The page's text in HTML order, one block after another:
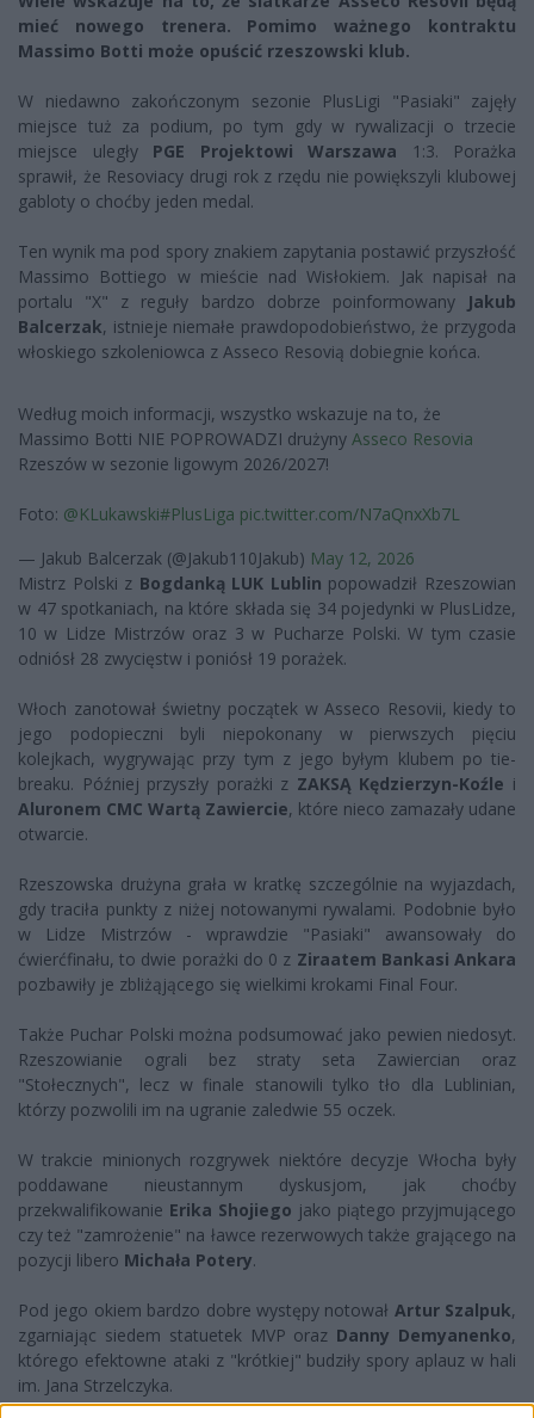
mieć nowego trenera. Pomimo ważnego kontraktu
Massimo Botti może opuścić rzeszowski klub.
W niedawno zakończonym sezonie PlusLigi "Pasiaki" zajęły
miejsce tuż za podium, po tym gdy w rywalizacji o trzecie
miejsce uległy PGE Projektowi Warszawa 1:3. Porażka
sprawił, że Resoviacy drugi rok z rzędu nie powiększyli klubowej
gabloty o choćby jeden medal.
Ten wynik ma pod spory znakiem zapytania postawić przyszłość
Massimo Bottiego w mieście nad Wisłokiem. Jak napisał na
portalu "X" z reguły bardzo dobrze poinformowany
Jakub
Balcerzak, istnieje niemałe prawdopodobieństwo, że przygoda
włoskiego szkoleniowca z Asseco Resovią dobiegnie końca.
Według moich informacji, wszystko wskazuje na to, że
Massimo Botti NIE POPROWADZI drużyny Asseco Resovia
Rzeszów w sezonie ligowym 2026/2027!
Foto: @KLukawski#PlusLiga pic.twitter.com/N7aQnxXb7L
— Jakub Balcerzak (@Jakub110Jakub) May 12, 2026
Mistrz Polski z Bogdanką LUK Lublin popowadził Rzeszowian
w 47 spotkaniach, na które składa się 34 pojedynki w PlusLidze,
10 w Lidze Mistrzów oraz 3 w Pucharze Polski. W tym czasie
odniósł 28 zwycięstw i poniósł 19 porażek.
Włoch zanotował świetny początek w Asseco Resovii, kiedy to
jego podopieczni byli niepokonany w pierwszych pięciu
kolejkach, wygrywając przy tym z jego byłym klubem po tie-
breaku. Później przyszły porażki z ZAKSĄ Kędzierzyn-Koźle i
Aluronem CMC Wartą Zawiercie, które nieco zamazały udane
otwarcie.
Rzeszowska drużyna grała w kratkę szczególnie na wyjazdach,
gdy traciła punkty z niżej notowanymi rywalami. Podobnie było
w Lidze Mistrzów - wprawdzie "Pasiaki" awansowały do
ćwierćfinału, to dwie porażki do 0 z Ziraatem Bankasi Ankara
pozbawiły je zbliżąjącego się wielkimi krokami Final Four.
Także Puchar Polski można podsumować jako pewien niedosyt.
Rzeszowianie ograli bez straty seta Zawiercian oraz
"Stołecznych", lecz w finale stanowili tylko tło dla Lublinian,
którzy pozwolili im na ugranie zaledwie 55 oczek.
W trakcie minionych rozgrywek niektóre decyzje Włocha były
poddawane nieustannym dyskusjom, jak choćby
przekwalifikowanie Erika Shojiego jako piątego przyjmującego
czy też "zamrożenie" na ławce rezerwowych także grającego na
pozycji libero Michała Potery.
Pod jego okiem bardzo dobre występy notował Artur Szalpuk,
zgarniając siedem statuetek MVP oraz Danny Demyanenko,
którego efektowne ataki z "krótkiej" budziły spory aplauz w hali
im. Jana Strzelczyka.